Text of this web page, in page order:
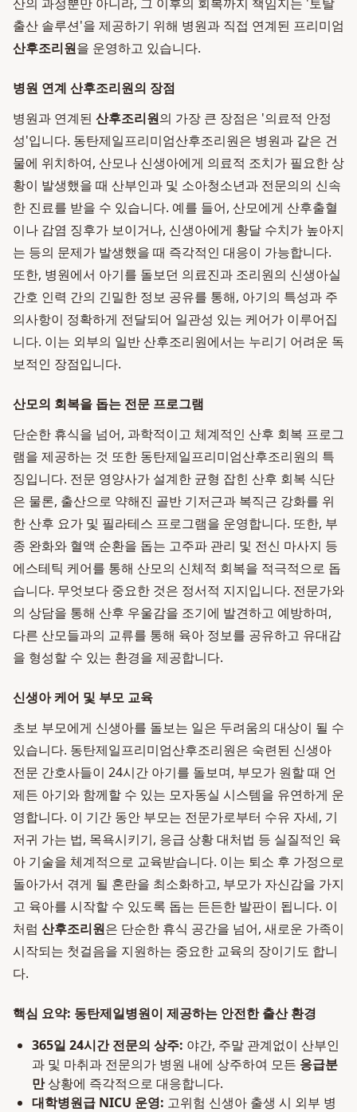
출산 솔루션'을 제공하기 위해 병원과 직접 연계된 프리미엄
산후조리원을 운영하고 있습니다.
병원 연계 산후조리원의 장점
병원과 연계된 산후조리원의 가장 큰 장점은 '의료적 안정
성'입니다. 동탄제일프리미엄산후조리원은 병원과 같은 건
물에 위치하여, 산모나 신생아에게 의료적 조치가 필요한 상
황이 발생했을 때 산부인과 및 소아청소년과 전문의의 신속
한 진료를 받을 수 있습니다. 예를 들어, 산모에게 산후출혈
이나 감염 징후가 보이거나, 신생아에게 황달 수치가 높아지
는 등의 문제가 발생했을 때 즉각적인 대응이 가능합니다.
또한, 병원에서 아기를 돌보던 의료진과 조리원의 신생아실
간호 인력 간의 긴밀한 정보 공유를 통해, 아기의 특성과 주
의사항이 정확하게 전달되어 일관성 있는 케어가 이루어집
니다. 이는 외부의 일반 산후조리원에서는 누리기 어려운 독
보적인 장점입니다.
산모의 회복을 돕는 전문 프로그램
단순한 휴식을 넘어, 과학적이고 체계적인 산후 회복 프로그
램을 제공하는 것 또한 동탄제일프리미엄산후조리원의 특
징입니다. 전문 영양사가 설계한 균형 잡힌 산후 회복 식단
은 물론, 출산으로 약해진 골반 기저근과 복직근 강화를 위
한 산후 요가 및 필라테스 프로그램을 운영합니다. 또한, 부
종 완화와 혈액 순환을 돕는 고주파 관리 및 전신 마사지 등
에스테틱 케어를 통해 산모의 신체적 회복을 적극적으로 돕
습니다. 무엇보다 중요한 것은 정서적 지지입니다. 전문가와
의 상담을 통해 산후 우울감을 조기에 발견하고 예방하며,
다른 산모들과의 교류를 통해 육아 정보를 공유하고 유대감
을 형성할 수 있는 환경을 제공합니다.
신생아 케어 및 부모 교육
초보 부모에게 신생아를 돌보는 일은 두려움의 대상이 될 수
있습니다. 동탄제일프리미엄산후조리원은 숙련된 신생아
전문 간호사들이 24시간 아기를 돌보며, 부모가 원할 때 언
제든 아기와 함께할 수 있는 모자동실 시스템을 유연하게 운
영합니다. 이 기간 동안 부모는 전문가로부터 수유 자세, 기
저귀 가는 법, 목욕시키기, 응급 상황 대처법 등 실질적인 육
아 기술을 체계적으로 교육받습니다. 이는 퇴소 후 가정으로
돌아가서 겪게 될 혼란을 최소화하고, 부모가 자신감을 가지
고 육아를 시작할 수 있도록 돕는 든든한 발판이 됩니다. 이
처럼 산후조리원은 단순한 휴식 공간을 넘어, 새로운 가족이
시작되는 첫걸음을 지원하는 중요한 교육의 장이기도 합니
다.
핵심 요약: 동탄제일병원이 제공하는 안전한 출산 환경
365일 24시간 전문의 상주: 야간, 주말 관계없이 산부인
과 및 마취과 전문의가 병원 내에 상주하여 모든 응급분
만상황에 즉각적으로 대응합니다.
대학병원급 NICU 운영: 고위험 신생아 출생 시 외부 병